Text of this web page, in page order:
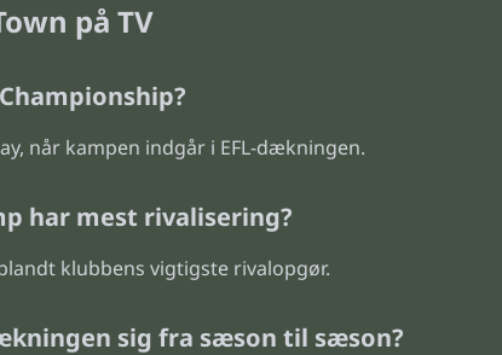
på TV
når kampen indgår i EFL-dækningen.
har mest rivalisering?
klubbens vigtigste rivalopgør.
sig fra sæson til sæson?